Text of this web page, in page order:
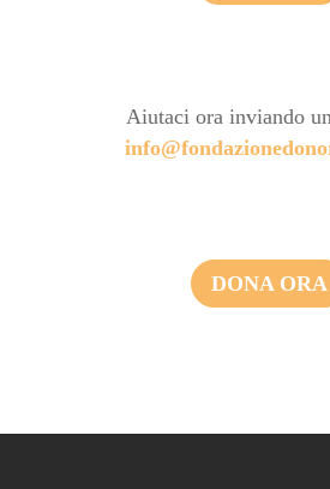
Aiutaci ora inviando
DONA ORA